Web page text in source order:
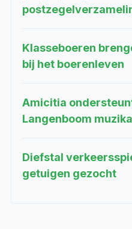
Klasseboeren
bij het boerenleven
Amicitia
Langenboom
Diefstal
getuigen gezocht